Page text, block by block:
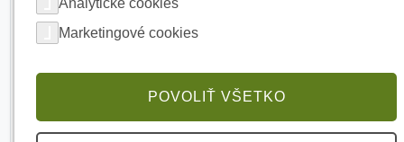
Marketingové cookies
POVOLIŤ VŠETKO